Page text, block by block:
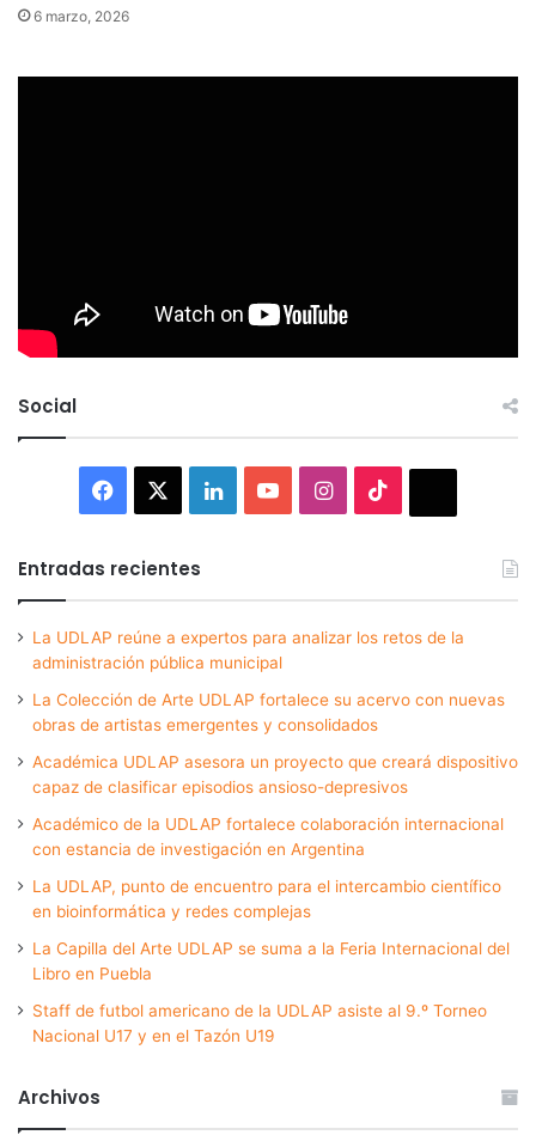
6 marzo, 2026
Social
Facebook LinkedInYouTubeInstagram
Entradas recientes
La UDLAP reúne a expertos para analizar los retos de la
administración pública municipal
La Colección de Arte UDLAP fortalece su acervo con nuevas
obras de artistas emergentes y consolidados
Académica UDLAP asesora un proyecto que creará dispositivo
capaz de clasificar episodios ansioso-depresivos
Académico de la UDLAP fortalece colaboración internacional
con estancia de investigación en Argentina
La UDLAP, punto de encuentro para el intercambio científico
en bioinformática y redes complejas
La Capilla del Arte UDLAP se suma a la Feria Internacional del
Libro en Puebla
Staff de futbol americano de la UDLAP asiste al 9.º Torneo
Nacional U17 y en el Tazón U19
Archivos